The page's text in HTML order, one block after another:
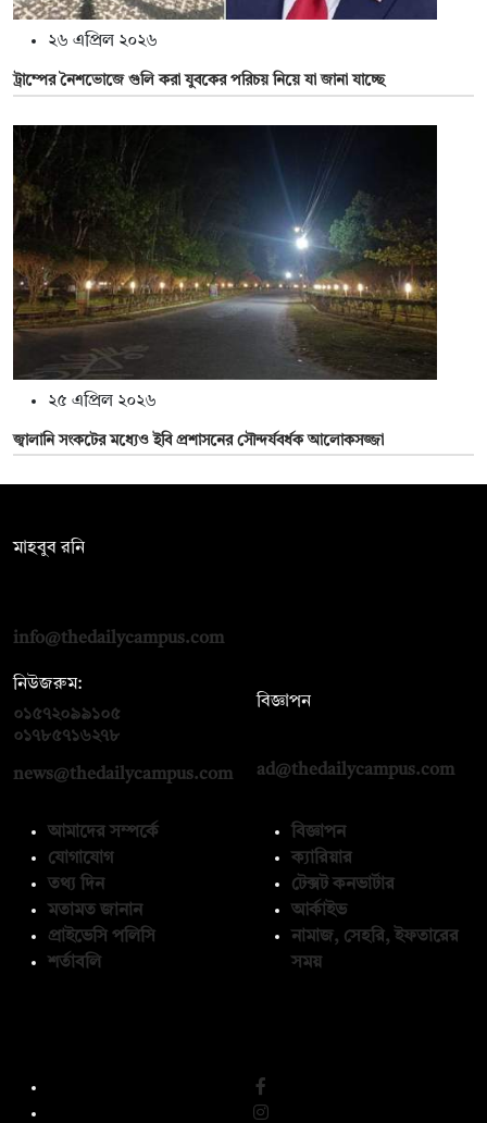
২৬ এপ্রিল ২০২৬
ট্রাম্পের নৈশভোজে গুলি করা যুবকের পরিচয় নিয়ে যা জানা যাচ্ছে
২৫ এপ্রিল ২০২৬
জ্বালানি সংকটের মধ্যেও ইবি প্রশাসনের সৌন্দর্যবর্ধক আলোকসজ্জা
মাহবুব রনি
info@thedailycampus.com
নিউজরুম:
০১৫৭২০৯৯১০৫
০১৭৮৫৭১৬২৭৮
news@thedailycampus.com
বিজ্ঞাপন
ad@thedailycampus.com
আমাদের সম্পর্কে
যোগাযোগ
তথ্য দিন
মতামত জানান
প্রাইভেসি পলিসি
শর্তাবলি
বিজ্ঞাপন
ক্যারিয়ার
টেক্সট কনভার্টার
আর্কাইভ
নামাজ, সেহরি, ইফতারের
সময়